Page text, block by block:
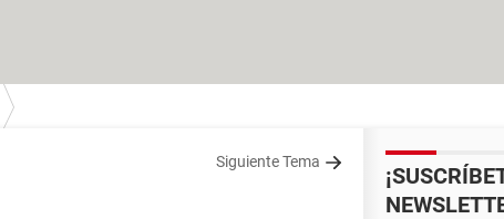
Siguiente Tema